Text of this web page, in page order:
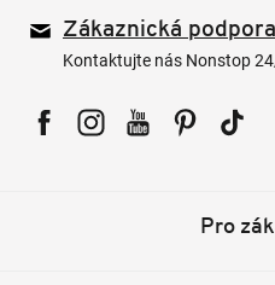
Zákaznická podpora
Kontaktujte nás Nonstop
Pro